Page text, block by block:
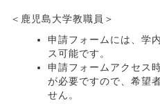
＜鹿児島大学教職員＞
申請フォームには、学
ス可能です。
申請フォームアクセス
が必要ですので、希望
せん。